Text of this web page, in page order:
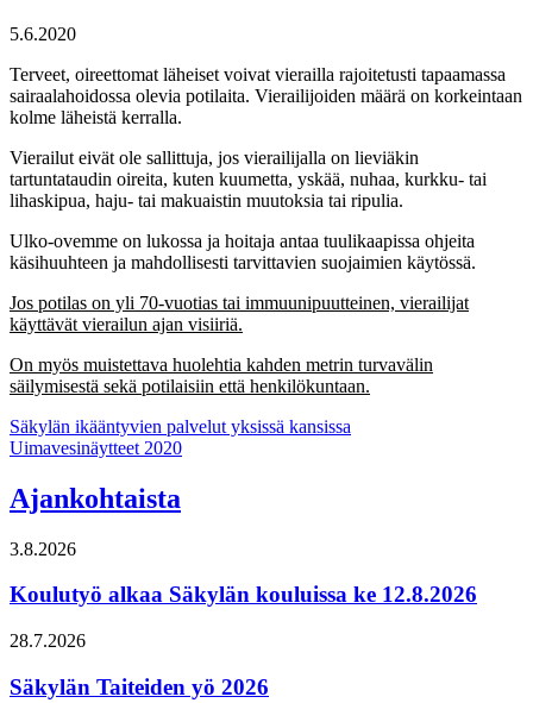
5.6.2020
Terveet, oireettomat läheiset voivat vierailla rajoitetusti tapaamassa
sairaalahoidossa olevia potilaita. Vierailijoiden määrä on korkeintaan
kolme läheistä kerralla.
Vierailut eivät ole sallittuja, jos vierailijalla on lieviäkin
tartuntataudin oireita, kuten kuumetta, yskää, nuhaa, kurkku- tai
lihaskipua, haju- tai makuaistin muutoksia tai ripulia.
Ulko-ovemme on lukossa ja hoitaja antaa tuulikaapissa ohjeita
käsihuuhteen ja mahdollisesti tarvittavien suojaimien käytössä.
Jos potilas on yli 70-vuotias tai immuunipuutteinen, vierailijat
käyttävät vierailun ajan visiiriä.
On myös muistettava huolehtia kahden metrin turvavälin
säilymisestä sekä potilaisiin että henkilökuntaan.
Artikkelien
selaus
Säkylän ikääntyvien palvelut yksissä kansissa
Uimavesinäytteet 2020
Ajankohtaista
3.8.2026
Koulutyö alkaa Säkylän kouluissa ke 12.8.2026
28.7.2026
Säkylän Taiteiden yö 2026